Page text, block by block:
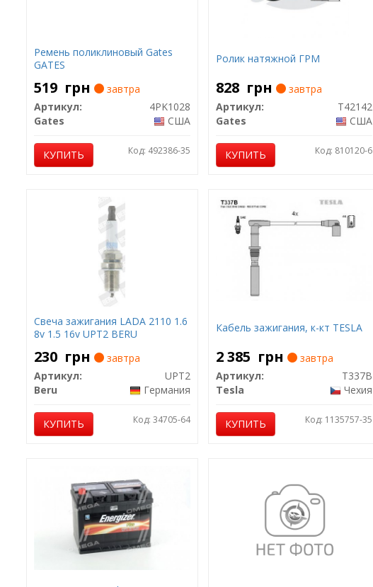
Ремень поликлиновый Gates
GATES
519 грн
завтра
Артикул:
4PK1028
Gates
США
КУПИТЬ Код: 492386-35
Ролик натяжной ГРМ
828 грн
завтра
Артикул:
T42142
Gates
США
КУПИТЬ Код: 810120-6
Свеча зажигания LADA 2110 1.6
8v 1.5 16v UPT2 BERU
230 грн
завтра
Артикул:
UPT2
Beru
Германия
КУПИТЬ Код: 34705-64
Кабель зажигания, к-кт TESLA
2 385 грн
завтра
Артикул:
T337B
Tesla
Чехия
КУПИТЬ Код: 1135757-35